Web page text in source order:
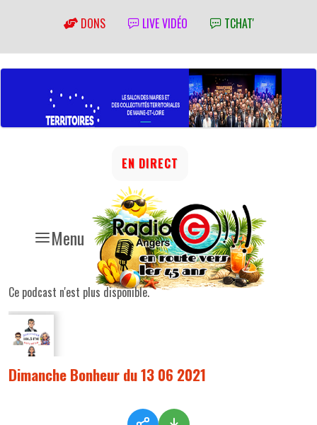
DONS LIVE VIDÉO TCHAT'
Menu
EN DIRECT
Ce podcast n'est plus disponible.
Dimanche Bonheur du 13 06 2021